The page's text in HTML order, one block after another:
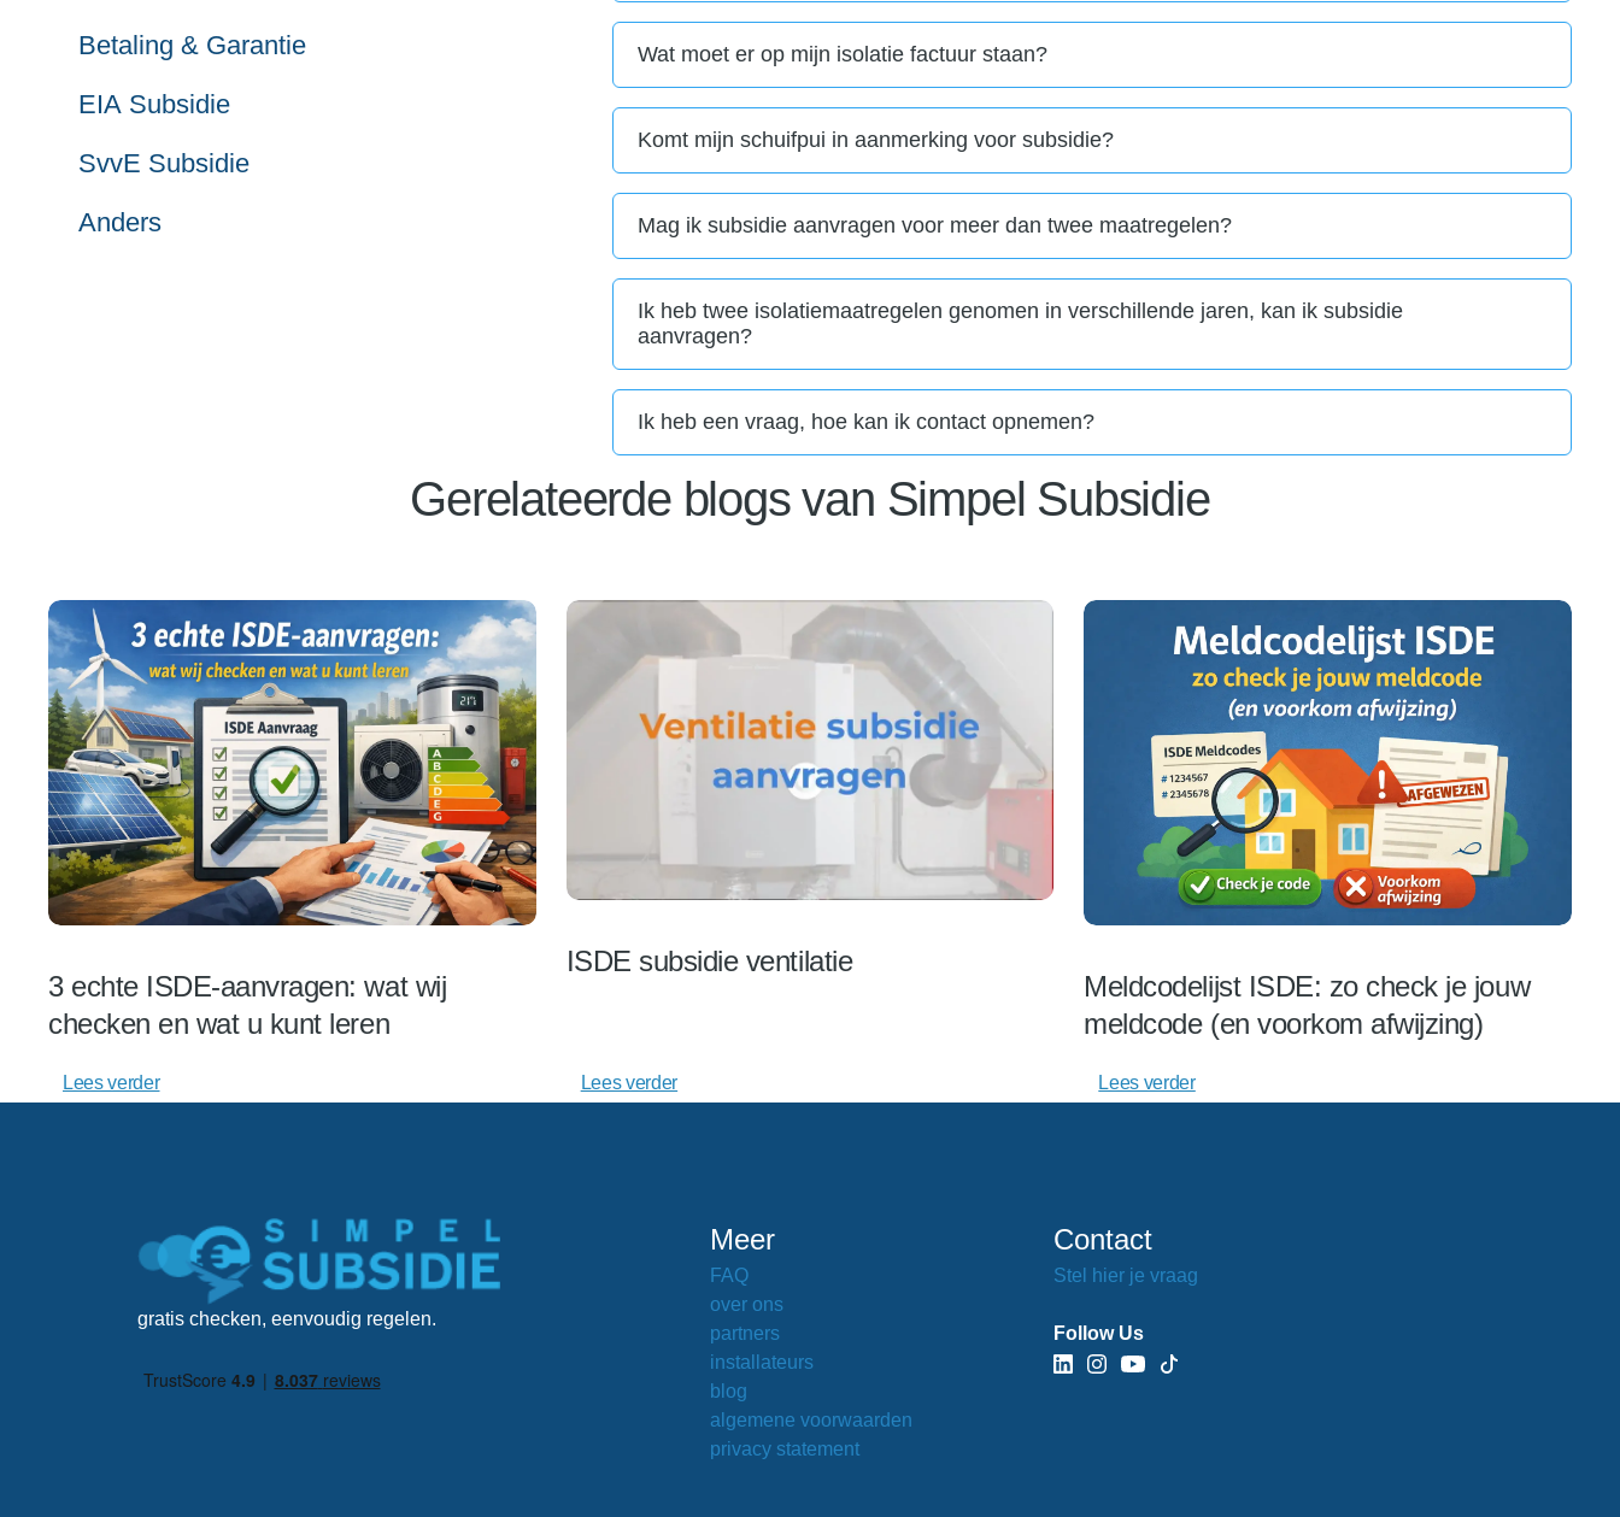
Betaling & Garantie
EIA Subsidie
SvvE Subsidie
Anders
Wat moet er op mijn isolatie factuur staan?
Komt mijn schuifpui in aanmerking voor subsidie?
Mag ik subsidie aanvragen voor meer dan twee maatregelen?
Ik heb twee isolatiemaatregelen genomen in verschillende jaren, kan ik subsidie
aanvragen?
Ik heb een vraag, hoe kan ik contact opnemen?
Gerelateerde blogs van Simpel Subsidie
3 echte ISDE-aanvragen: wat wij
checken en wat u kunt leren
Lees verder
ISDE subsidie ventilatie
Lees verder
Meldcodelijst ISDE: zo check je jouw
meldcode (en voorkom afwijzing)
Lees verder
gratis checken, eenvoudig regelen.
Meer
FAQ
over ons
partners
installateurs
blog
algemene voorwaarden
privacy statement
Contact
Stel hier je vraag
Follow Us